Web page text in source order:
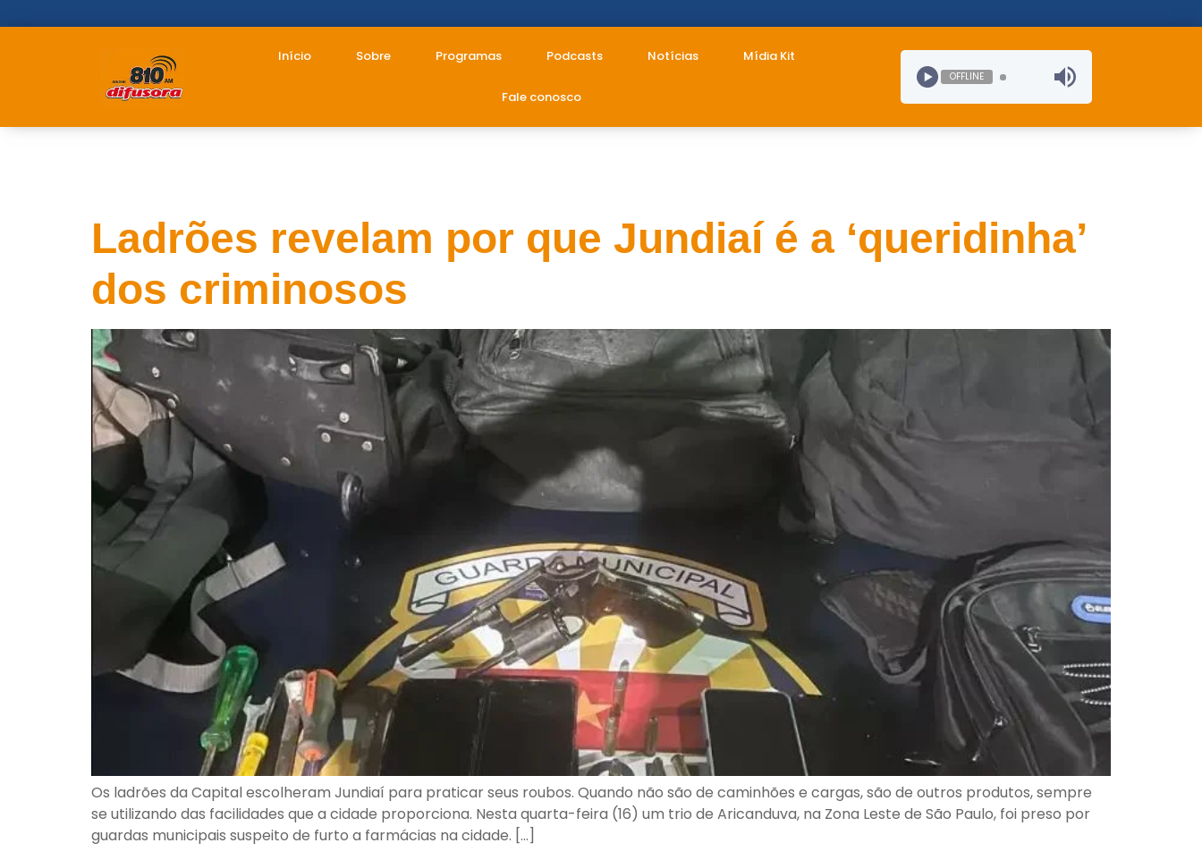
Início Sobre Programas Podcasts Notícias Mídia Kit
Fale conosco
OFFLINE
Ladrões revelam por que Jundiaí é a ‘queridinha’
dos criminosos
Os ladrões da Capital escolheram Jundiaí para praticar seus roubos. Quando não são de caminhões e cargas, são de outros produtos, sempre
se utilizando das facilidades que a cidade proporciona. Nesta quarta-feira (16) um trio de Aricanduva, na Zona Leste de São Paulo, foi preso por
guardas municipais suspeito de furto a farmácias na cidade. […]